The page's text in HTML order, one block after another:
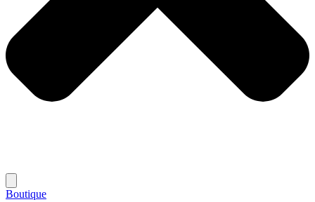
Boutique